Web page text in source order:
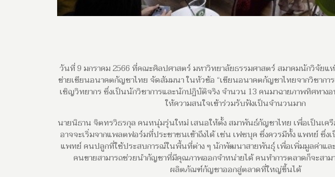
วันที่ 9 มกราคม 2566 ที่คณะศิลปศาสตร์ มหาวิทยาลัยธรรมศาสตร์ สมาคมนักวิจัยแ
ข่ายเขียนอนาคตกัญชาไทย จัดสัมมนา ในหัวข้อ “เขียนอนาคตกัญชาไทยจากวิชากา
เชิญวิทยากร ซึ่งเป็นนักวิชาการและนักปฏิบัติจริง จำนวน 13 คนมาฉายภาพทิศทาง
ให้ความสนใจเข้าร่วมรับฟังเป็นจำนวนมาก
นายนิธาน จิตทรวิธรกุล คนหนุ่มรุ่นใหม่ เสนอให้ตั้ง สมาพันธ์กัญชาไทย เพื่อเป็นเค
อาจจะเริ่มจากแพลตฟอร์มที่ประชาชนเข้าถึงได้ เช่น เฟซบุค ซึ่งควรมีทั้ง แพทย์ ซึ่ง
แพทย์ คนปลูกที่ใช้ประสบการณ์ในพื้นที่ต่าง ๆ นักพัฒนาสายพันธุ์ เพื่อเพิ่มมูลค่าแล
คนขายสามารถช่วยนำกัญชาที่มีคุณภาพออกจำหน่ายได้ คนทำการตลาดก็จะสา
ผลิตภัณฑ์กัญชาออกสู่ตลาดที่ใหญ่ขึ้นได้